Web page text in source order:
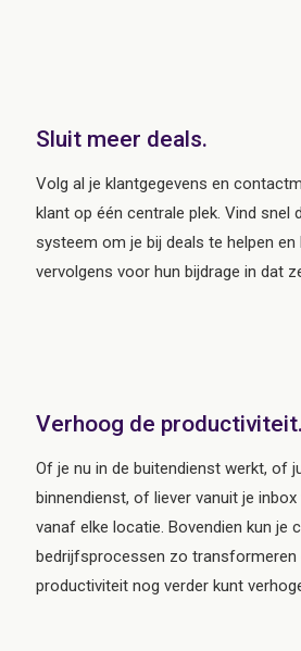
Sluit meer deals.
Volg al je klantgegevens en
klant op één centrale plek. Vind snel
systeem om je bij deals te helpen en
vervolgens voor hun bijdrage in dat
Verhoog de productiviteit.
Of je nu in de buitendienst werkt, of
binnendienst, of liever vanuit je
vanaf elke locatie. Bovendien kun je
bedrijfsprocessen zo transformeren
productiviteit nog verder kunt